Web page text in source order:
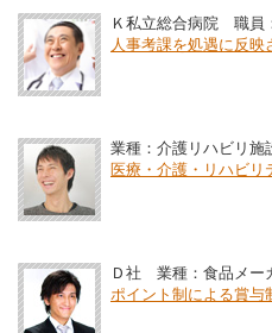
Ｋ私立総合病院 職員
人事考課を処遇に反
業種：介護リハビリ
医療・介護・リハビ
Ｄ社 業種：食品メー
ポイント制による賞与